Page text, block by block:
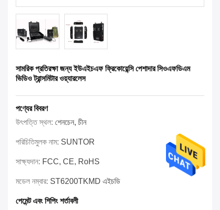
সামরিক প্রতিরক্ষা জন্য ইউএইচএফ ফ্রিকোয়েন্সি পেশাদার সিওএফডিএম
ভিডিও ট্রান্সমিটার ওয়্যারলেস
পণ্যের বিবরণ
উৎপত্তি স্থল: শেনচেন, চীন
পরিচিতিমুলক নাম: SUNTOR
সাক্ষ্যদান: FCC, CE, RoHS
মডেল নম্বার: ST6200TKMD এইচডি
পেমেন্ট এবং শিপিং শর্তাবলী